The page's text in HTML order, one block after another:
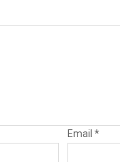
Email *